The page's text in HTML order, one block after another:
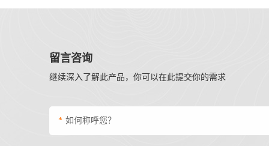
留言咨询
继续深入了解此产品，你可以在此提交你的需求
*